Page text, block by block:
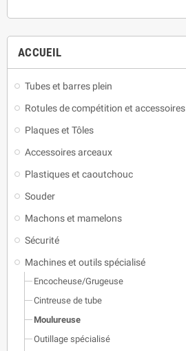
ACCUEIL
Tubes et barres plein
Rotules de compétition et accessoires
Plaques et Tôles
Accessoires arceaux
Plastiques et caoutchouc
Souder
Machons et mamelons
Sécurité
Machines et outils spécialisé
Encocheuse/Grugeuse
Cintreuse de tube
Moulureuse
Outillage spécialisé